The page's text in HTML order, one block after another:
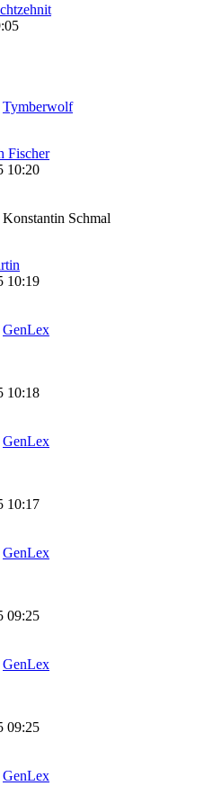
Tymberwolf
Fischer
10:20
Konstantin Schmal
10:19
GenLex
10:18
GenLex
10:17
GenLex
09:25
GenLex
09:25
GenLex